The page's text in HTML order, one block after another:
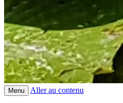
Menu Aller au contenu